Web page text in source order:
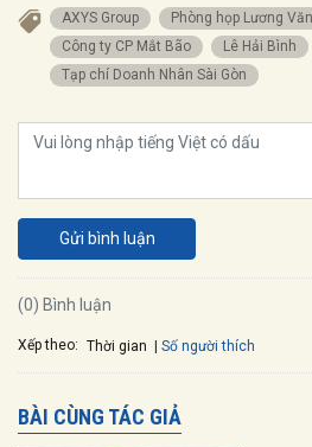
AXYS Group
phòng họp Lương
Công ty CP Mắt Bão
Lê Hải Bình
Tạp chí Doanh Nhân Sài Gòn
Gửi bình luận
(0) Bình luận
Xếp theo: Thời gian Số người thích
BÀI CÙNG TÁC GIẢ